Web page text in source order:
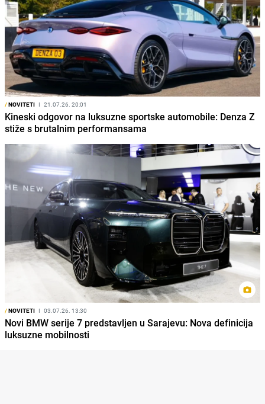
/NOVITETI I 21.07.26. 20:01
Kineski odgovor na luksuzne sportske automobile: Denza Z
stiže s brutalnim performansama
/NOVITETI I 03.07.26. 13:30
Novi BMW serije 7 predstavljen u Sarajevu: Nova definicija
luksuzne mobilnosti